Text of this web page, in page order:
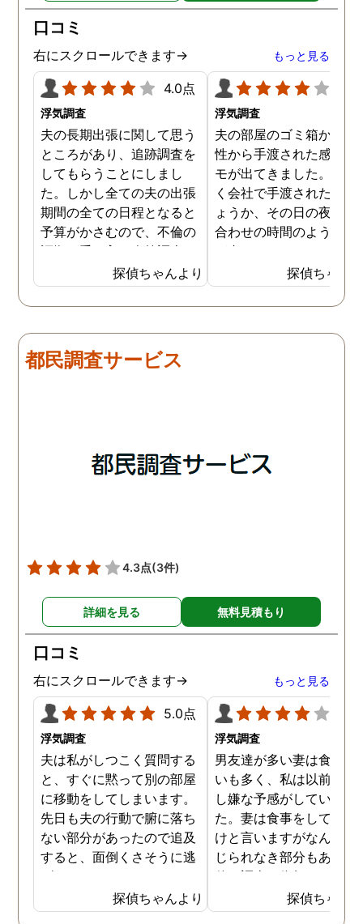
口コミ
右にスクロールできます→ もっと見る
4.0点
浮気調査
夫の長期出張に関して思う
ところがあり、追跡調査を
してもらうことにしまし
た。しかし全ての夫の出張
期間の全ての日程となると
予算がかさむので、不倫の
証拠が手に入り次第調査を
打ち切ってもらう契約にし
ました。調査初日、その日
は夫は本当に仕事をしてい
目、夫は仕事を休みにして
おり、出張先で女性と1日
拠を手に入れることができ
探偵ちゃんより
浮気調査
夫の部屋のゴミ箱から、
性から手渡された感じの
モが出てきました。おそ
く会社で手渡されたので
ょうか、その日の夜の待
合わせの時間のようなも
が書かれていました。こ
時になんとなく嫌な予感
したので、夫の身辺調査
会社での過ごし方を探偵
探偵に夫の会社の場所を
れました。調査の結果、
す。探偵の説明は全て調
報告書にも書かれており
写真を確認することもで
ましたが、真実を知るこ
ができて良かったです。
探偵ちゃん
都民調査サービス
4.3点(3件)
詳細を見る 無料見積もり
口コミ
右にスクロールできます→ もっと見る
5.0点
浮気調査
夫は私がしつこく質問する
と、すぐに黙って別の部屋
に移動をしてしまいます。
先日も夫の行動で腑に落ち
ない部分があったので追及
すると、面倒くさそうに逃
げてしまいました。そこで
探偵に夫の行動について調
査をしてもらうと、やはり
探偵ちゃんより
浮気調査
男友達が多い妻は食事の
いも多く、私は以前から
し嫌な予感がしていまし
た。妻は食事をしている
けと言いますがなんとも
じられなき部分もあり、
偵に調査を依頼しました
妻は定期的に男友達と食
に出かけているため、調
探偵ちゃん